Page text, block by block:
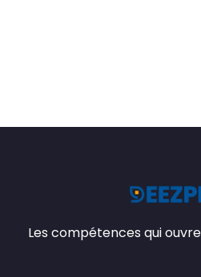
Les compétences qui